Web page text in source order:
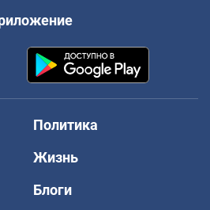
Политика
Жизнь
Блоги